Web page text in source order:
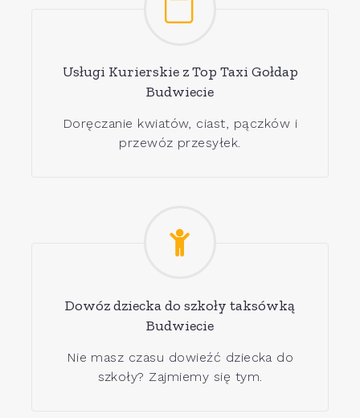
Usługi Kurierskie z Top Taxi Gołdap
Budwiecie
Doręczanie kwiatów, ciast, pączków i
przewóz przesyłek.
Dowóz dziecka do szkoły taksówką
Budwiecie
Nie masz czasu dowieźć dziecka do
szkoły? Zajmiemy się tym.